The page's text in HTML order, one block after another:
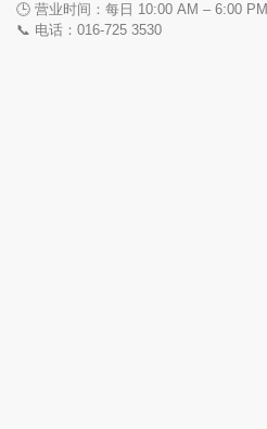
🕒 营业时间：每日 10:00 AM – 6:00 PM
📞 电话：016-725 3530